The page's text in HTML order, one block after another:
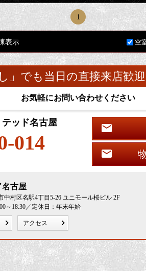
1
表示 空
」でも当日の直接来店歓
お気軽にお問い合わせください
ッド名古屋
014
名古屋
中村区名駅4丁目5-26 ユニモール桜ビル 2F
～18:30／定休日：年末年始
アクセス